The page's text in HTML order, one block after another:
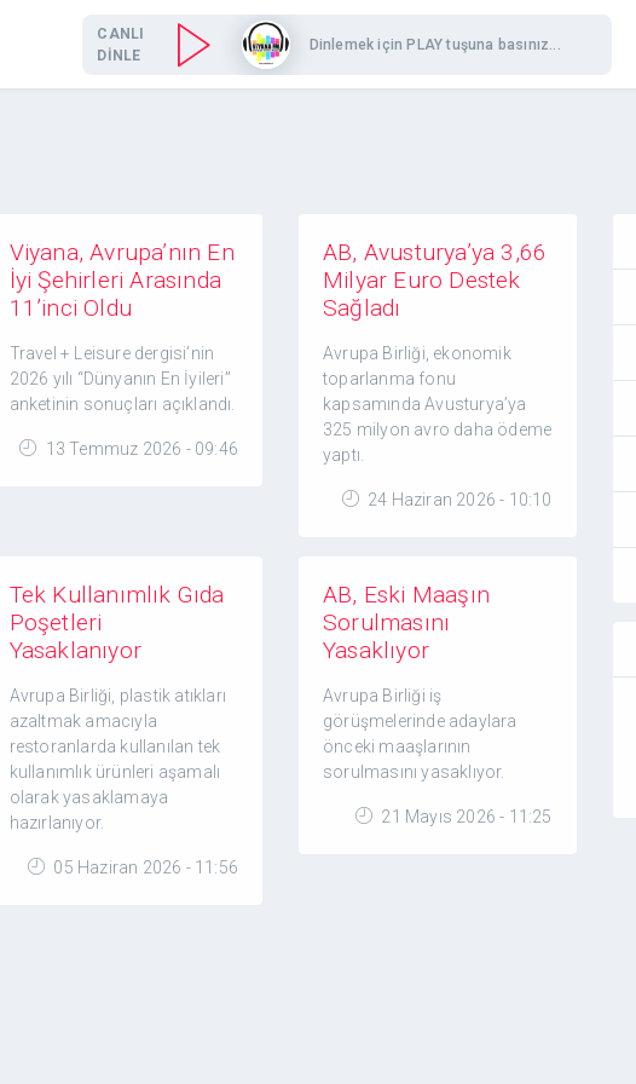
CANLI
DİNLE
Dinlemek için PLAY tuşuna basınız...
Viyana, Avrupa’nın En
İyi Şehirleri Arasında
11’inci Oldu
Travel + Leisure dergisi’nin
2026 yılı “Dünyanın En İyileri”
anketinin sonuçları açıklandı.
13 Temmuz 2026 - 09:46
AB, Avusturya’ya 3,66
Milyar Euro Destek
Sağladı
Avrupa Birliği, ekonomik
toparlanma fonu
kapsamında Avusturya’ya
325 milyon avro daha ödeme
yaptı.
24 Haziran 2026 - 10:10
Tek Kullanımlık Gıda
Poşetleri
Yasaklanıyor
Avrupa Birliği, plastik atıkları
azaltmak amacıyla
restoranlarda kullanılan tek
kullanımlık ürünleri aşamalı
olarak yasaklamaya
hazırlanıyor.
05 Haziran 2026 - 11:56
AB, Eski Maaşın
Sorulmasını
Yasaklıyor
Avrupa Birliği iş
görüşmelerinde adaylara
önceki maaşlarının
sorulmasını yasaklıyor.
21 Mayıs 2026 - 11:25